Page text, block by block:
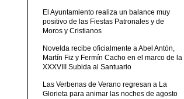
El Ayuntamiento realiza un balance muy
positivo de las Fiestas Patronales y de
Moros y Cristianos
Novelda recibe oficialmente a Abel Antón,
Martín Fiz y Fermín Cacho en el marco de la
XXXVIII Subida al Santuario
Las Verbenas de Verano regresan a La
Glorieta para animar las noches de agosto